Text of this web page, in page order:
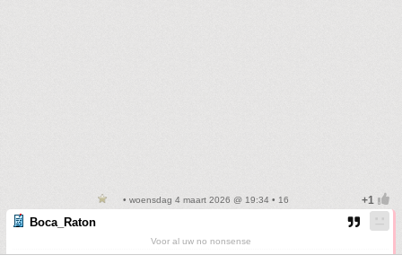
• woensdag 4 maart 2026 @ 19:34 • 16
Boca_Raton
Voor al uw no nonsense
Kleine probleempjes of vragen voorgelegd. En werkelijk, de